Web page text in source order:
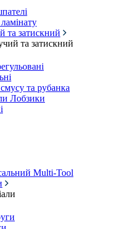
та затискний
та затискний
та рубанка
Лобзики
Multi-Tool